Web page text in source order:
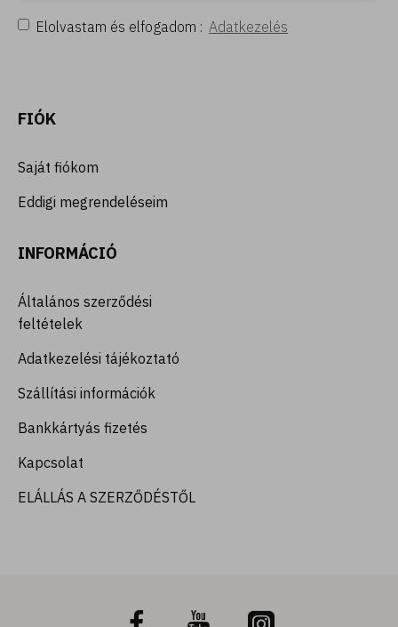
Elolvastam és elfogadom : Adatkezelés
FIÓK
Saját fiókom
Eddigi megrendeléseim
INFORMÁCIÓ
Általános szerződési
feltételek
Adatkezelési tájékoztató
Szállítási információk
Bankkártyás fizetés
Kapcsolat
ELÁLLÁS A SZERZŐDÉSTŐL